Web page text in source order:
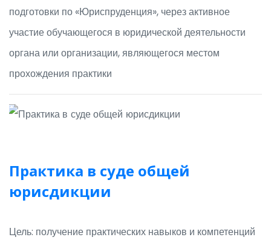
подготовки по «Юриспруденция», через активное
участие обучающегося в юридической деятельности
органа или организации, являющегося местом
прохождения практики
Практика в суде общей
юрисдикции
Цель: получение практических навыков и компетенций